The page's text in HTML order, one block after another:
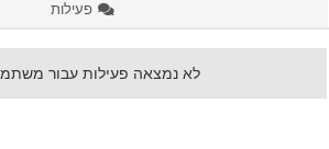
פעילות
לא נמצאה פעילות עבור